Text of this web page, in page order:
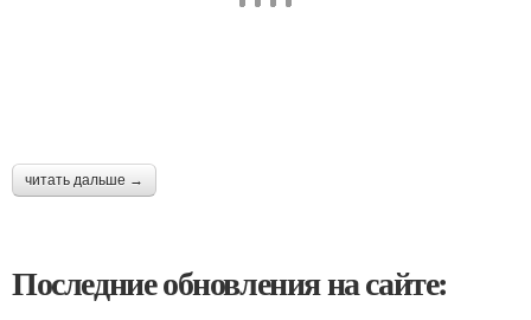
читать дальше →
Последние обновления на сайте: